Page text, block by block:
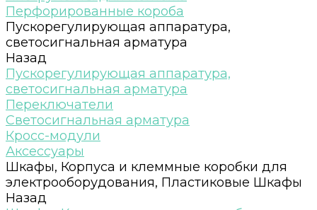
Перфорированные короба
Пускорегулирующая аппаратура,
светосигнальная арматура
Назад
Пускорегулирующая аппаратура,
светосигнальная арматура
Переключатели
Светосигнальная арматура
Кросс-модули
Аксессуары
Шкафы, Корпуса и клеммные коробки для
электрооборудования, Пластиковые Шкафы
Назад